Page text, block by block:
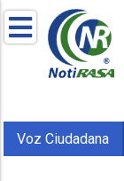
Voz Ciudadana